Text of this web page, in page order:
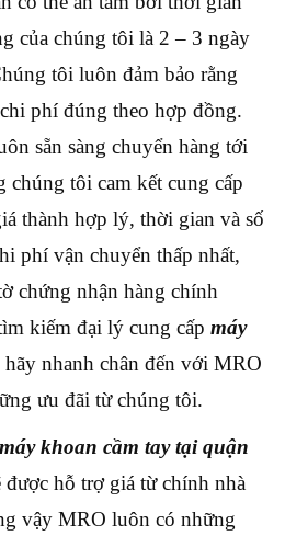
của chúng tôi là 2 – 3 ngày
tôi luôn đảm bảo rằng
phí đúng theo hợp đồng.
sẵn sàng chuyển hàng tới
chúng tôi cam kết cung cấp
thành hợp lý, thời gian và số
phí vận chuyển thấp nhất,
chứng nhận hàng chính
kiếm đại lý cung cấp máy
nhanh chân đến với MRO
ưu đãi từ chúng tôi.
máy khoan cầm tay tại quận
được hỗ trợ giá từ chính nhà
vậy MRO luôn có những